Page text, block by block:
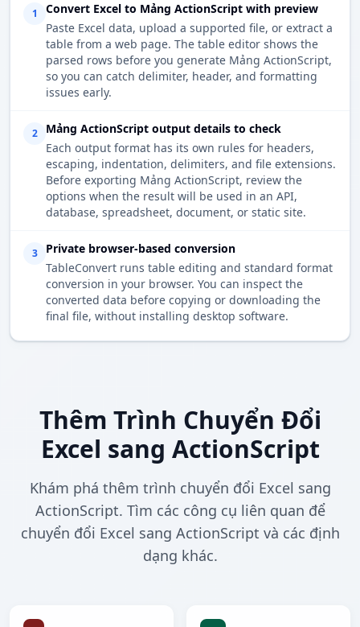
1
Convert Excel to Mảng ActionScript with preview
Paste Excel data, upload a supported file, or extract a
table from a web page. The table editor shows the
parsed rows before you generate Mảng ActionScript,
so you can catch delimiter, header, and formatting
issues early.
2
Mảng ActionScript output details to check
Each output format has its own rules for headers,
escaping, indentation, delimiters, and file extensions.
Before exporting Mảng ActionScript, review the
options when the result will be used in an API,
database, spreadsheet, document, or static site.
3
Private browser-based conversion
TableConvert runs table editing and standard format
conversion in your browser. You can inspect the
converted data before copying or downloading the
final file, without installing desktop software.
Thêm Trình Chuyển Đổi
Excel sang ActionScript
Khám phá thêm trình chuyển đổi Excel sang
ActionScript. Tìm các công cụ liên quan để
chuyển đổi Excel sang ActionScript và các định
dạng khác.